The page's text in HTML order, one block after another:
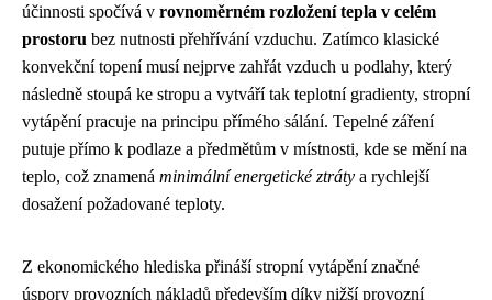
účinnosti spočívá v rovnoměrném rozložení tepla v celém
prostoru bez nutnosti přehřívání vzduchu. Zatímco klasické
konvekční topení musí nejprve zahřát vzduch u podlahy, který
následně stoupá ke stropu a vytváří tak teplotní gradienty, stropní
vytápění pracuje na principu přímého sálání. Tepelné záření
putuje přímo k podlaze a předmětům v místnosti, kde se mění na
teplo, což znamená minimální energetické ztráty a rychlejší
dosažení požadované teploty.
Z ekonomického hlediska přináší stropní vytápění značné
úspory provozních nákladů především díky nižší provozní